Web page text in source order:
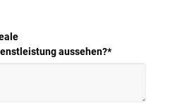
aussehen?*